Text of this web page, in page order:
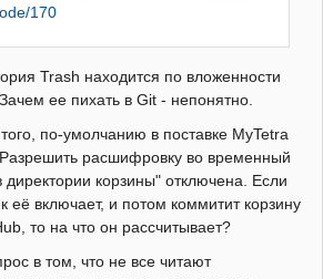
170
Trash находится по вложенности
ее пихать в Git - непонятно.
по-умолчанию в поставке MyTetra
расшифровку во временный
корзины" отключена. Если
её включает, и потом коммитит корзину
то на что он рассчитывает?
в том, что не все читают